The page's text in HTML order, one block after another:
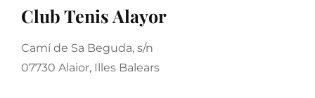
Club Tenis Alayor
Camí de Sa Beguda, s/n
07730 Alaior, Illes Balears